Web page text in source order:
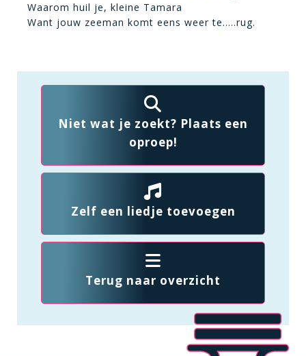
Waarom huil je, kleine Tamara
Want jouw zeeman komt eens weer te…..rug.
Niet wat je zoekt? Plaats een
oproep!
Zelf een liedje toevoegen
Terug naar overzicht